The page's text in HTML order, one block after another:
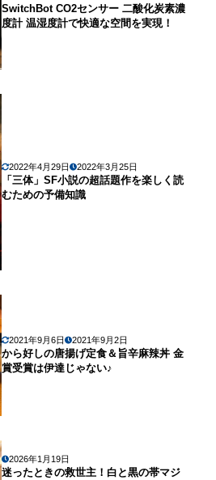
SwitchBot CO2センサー 二酸化炭素濃
度計 温湿度計で快適な空間を実現！
2022年4月29日 2022年3月25日
「三体」SF小説の超話題作を楽しく読
むための予備知識
2021年9月6日 2021年9月2日
から好しの唐揚げ定食＆旨辛麻辣丼 金
賞受賞は伊達じゃない♪
2026年1月19日
迷ったときの救世主！白と黒の帯マジ